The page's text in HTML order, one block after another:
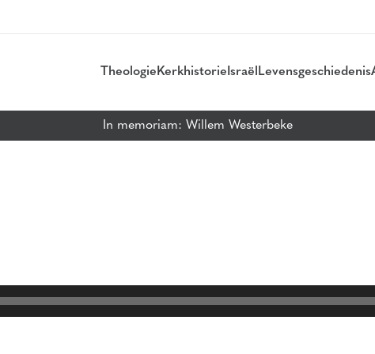
Theologie Kerkhistorie Israël Levensgeschiedenis
In memoriam: Willem Westerbeke